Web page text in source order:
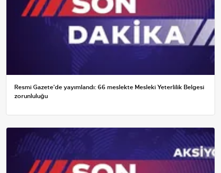
Resmi Gazete'de yayımlandı: 66 meslekte Mesleki Yeterlilik Belgesi
zorunluluğu